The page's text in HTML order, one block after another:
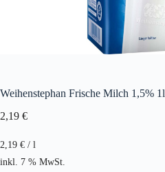
Weihenstephan Frische Milch 1,5% 1l
2,19 €
2,19 € / l
inkl. 7 % MwSt.